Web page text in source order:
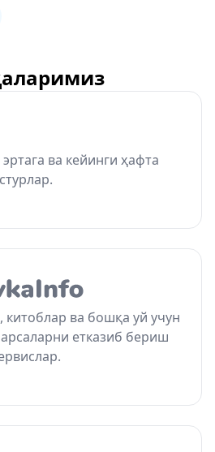
ва кейинги ҳафта
ва бошқа уй учун
етказиб бериш